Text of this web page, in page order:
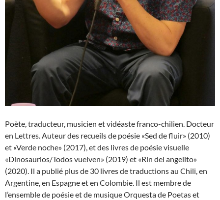
Poète, traducteur, musicien et vidéaste franco-chilien. Docteur
en Lettres. Auteur des recueils de poésie «Sed de fluir» (2010)
et «Verde noche» (2017), et des livres de poésie visuelle
«Dinosaurios/Todos vuelven» (2019) et «Rin del angelito»
(2020). Il a publié plus de 30 livres de traductions au Chili, en
Argentine, en Espagne et en Colombie. Il est membre de
l’ensemble de poésie et de musique Orquesta de Poetas et